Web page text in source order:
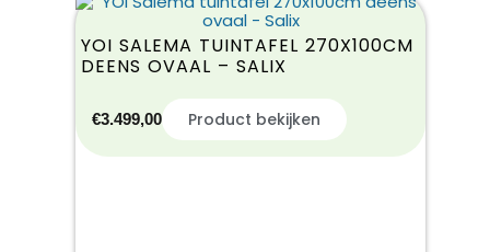
YOI SALEMA TUINTAFEL 270X100CM
DEENS OVAAL – SALIX
€3.499,00 Product bekijken